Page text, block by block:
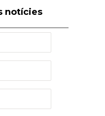
notícies